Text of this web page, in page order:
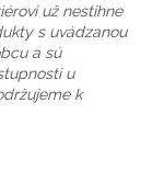
už nestihne
s uvádzanou
a sú
u
k